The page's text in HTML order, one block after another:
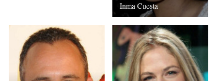
Inma Cuesta